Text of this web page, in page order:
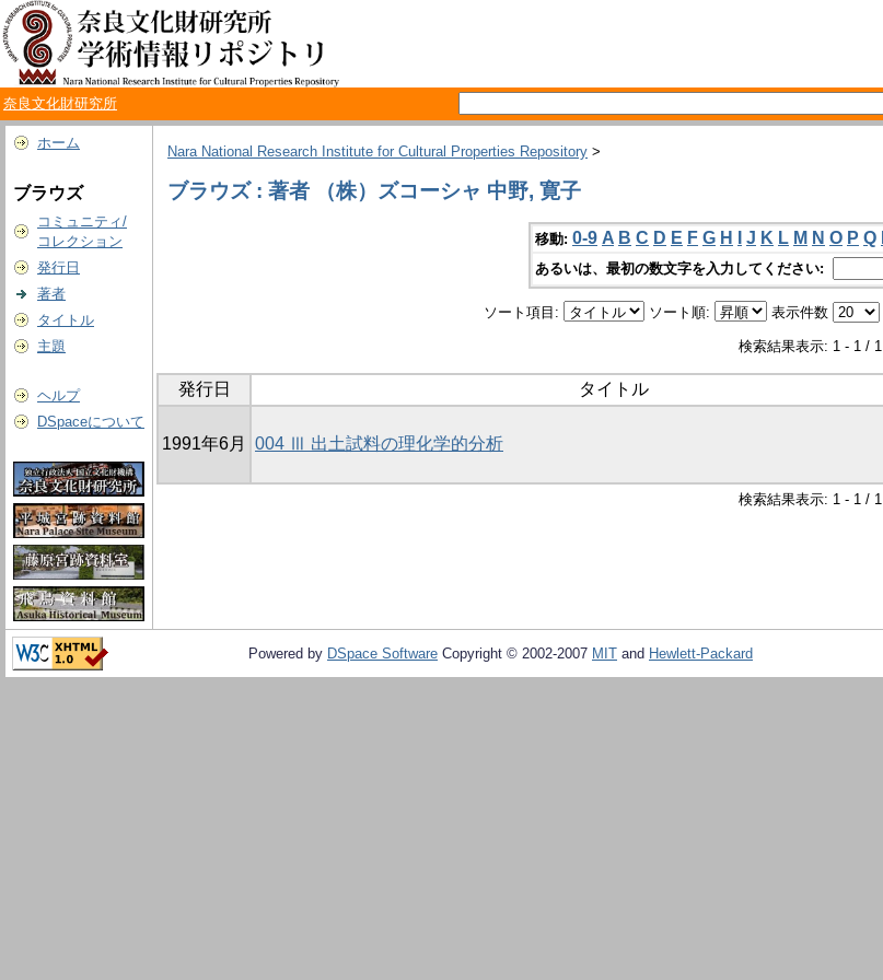
奈良文化財研究所
ホーム
ブラウズ
コミュニティ/
コレクション
発行日
著者
タイトル
主題
ヘルプ
DSpaceについて
Nara National Research Institute for Cultural Properties Repository >
ブラウズ : 著者 （株）ズコーシャ 中野, 寛子
移動: 0-9 A B C D E F G H J K L M N O P Q
あるいは、最初の数文字を入力してください:
ソート項目: ソート順: 表示件数
検索結果表示: 1 - 1 / 1
発行日 タイトル
1991年6月 004 Ⅲ 出土試料の理化学的分析
検索結果表示: 1 - 1 / 1
Powered by DSpace Software Copyright © 2002-2007 MIT and Hewlett-Packard